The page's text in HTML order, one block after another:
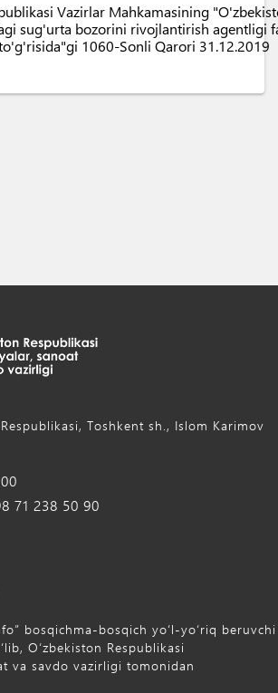
Vazirlar Mahkamasining
sug'urta bozorini rivojlantirish agentligi
1060-Sonli Qarori 31.12.2019
Toshkent sh., Islom Karimov
71 238 50 90
bosqichma-bosqich yo‘l-yo‘riq beruvchi
O‘zbekiston Respublikasi
va savdo vazirligi tomonidan